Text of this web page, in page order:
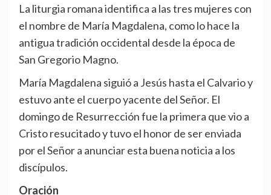
La liturgia romana identifica a las tres mujeres con
el nombre de María Magdalena, como lo hace la
antigua tradición occidental desde la época de
San Gregorio Magno.
María Magdalena siguió a Jesús hasta el Calvario y
estuvo ante el cuerpo yacente del Señor. El
domingo de Resurrección fue la primera que vio a
Cristo resucitado y tuvo el honor de ser enviada
por el Señor a anunciar esta buena noticia a los
discípulos.
Oración